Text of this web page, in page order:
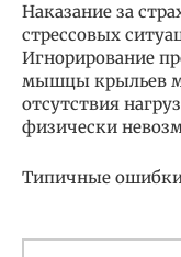
Наказание за
стрессовых
Игнорирование
мышцы крыльев
отсутствия
физически
Типичные ошибки